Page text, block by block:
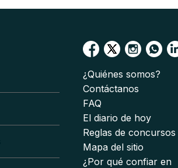
¿Quiénes somos?
Contáctanos
FAQ
El diario de hoy
Reglas de concursos
Mapa del sitio
¿Por qué confiar en